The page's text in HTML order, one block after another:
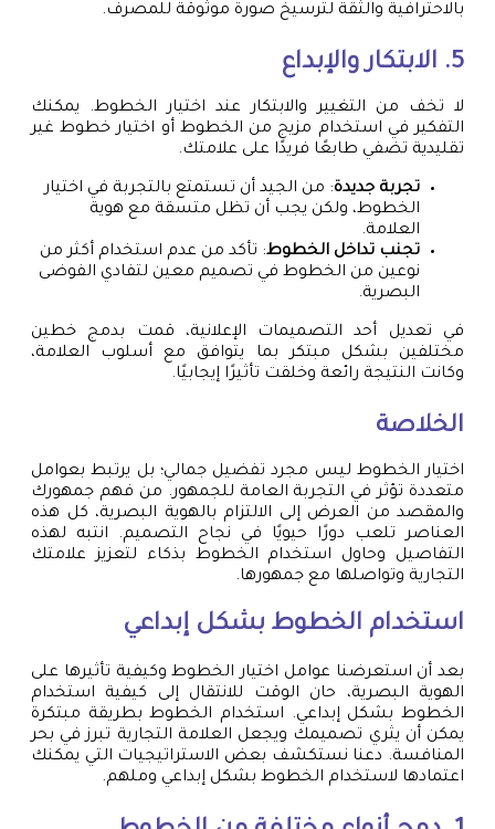
بالاحترافية والثقة لترسيخ صورة موثوقة للمصرف.
5. الابتكار والإبداع
لا تخف من التغيير والابتكار عند اختيار الخطوط. يمكنك
التفكير في استخدام مزيج من الخطوط أو اختيار خطوط غير
تقليدية تضفي طابعًا فريدًا على علامتك.
تجربة جديدة: من الجيد أن تستمتع بالتجربة في اختيار
الخطوط، ولكن يجب أن تظل متسقة مع هوية
العلامة.
تجنب تداخل الخطوط: تأكد من عدم استخدام أكثر من
نوعين من الخطوط في تصميم معين لتفادي الفوضى
البصرية.
في تعديل أحد التصميمات الإعلانية، قمت بدمج خطين
مختلفين بشكل مبتكر بما يتوافق مع أسلوب العلامة،
وكانت النتيجة رائعة وخلقت تأثيرًا إيجابيًا.
الخلاصة
اختيار الخطوط ليس مجرد تفضيل جمالي؛ بل يرتبط بعوامل
متعددة تؤثر في التجربة العامة للجمهور. من فهم جمهورك
والمقصد من العرض إلى الالتزام بالهوية البصرية، كل هذه
العناصر تلعب دورًا حيويًا في نجاح التصميم. انتبه لهذه
التفاصيل وحاول استخدام الخطوط بذكاء لتعزيز علامتك
التجارية وتواصلها مع جمهورها.
استخدام الخطوط بشكل إبداعي
بعد أن استعرضنا عوامل اختيار الخطوط وكيفية تأثيرها على
الهوية البصرية، حان الوقت للانتقال إلى كيفية استخدام
الخطوط بشكل إبداعي. استخدام الخطوط بطريقة مبتكرة
يمكن أن يثري تصميمك ويجعل العلامة التجارية تبرز في بحر
المنافسة. دعنا نستكشف بعض الاستراتيجيات التي يمكنك
اعتمادها لاستخدام الخطوط بشكل إبداعي وملهم.